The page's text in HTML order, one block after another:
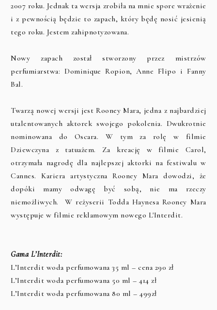
2007 roku. Jednak ta wersja zrobiła na mnie spore wrażenie
i z pewnością będzie to zapach, który będę nosić jesienią
tego roku. Jestem zahipnotyzowana.
Nowy zapach został stworzony przez mistrzów
perfumiarstwa:Dominique Ropion, Anne Flipo i Fanny
Bal.
Twarzą nowej wersji jest Rooney Mara, jedna z najbardziej
utalentowanych aktorek swojego pokolenia. Dwukrotnie
nominowana do Oscara. W tym za rolę w filmie
Dziewczyna z tatuażem. Za kreację w filmie Carol,
otrzymała nagrodę dla najlepszej aktorki na festiwalu w
Cannes. Kariera artystyczna Rooney Mara dowodzi, że
dopóki mamy odwagę być sobą, nie ma rzeczy
niemożliwych. W reżyserii Todda Haynesa Rooney Mara
występuje w filmie reklamowym nowego L'Interdit.
Gama L’Interdit:
L’Interdit woda perfumowana 35 ml – cena 290 zł
L’Interdit woda perfumowana 50 ml – 414 zł
L’Interdit woda perfumowana 80 ml – 499zł